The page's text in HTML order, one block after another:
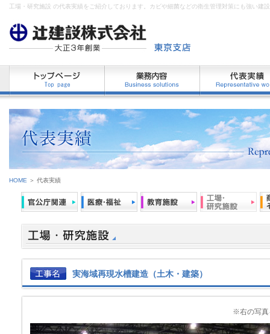
工場・研究施設 の代表実績をご紹介しております。カビや細菌などの衛生管理対策にも強い建
HOME ＞ 代表実績
実海域再現水槽建造（土木・建築）
※右の写真